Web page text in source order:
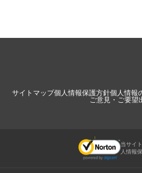
サイトマップ個人情報保護方針個人情報
ご意見・ご要望
当サイ
人情報